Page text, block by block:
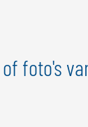
foto's